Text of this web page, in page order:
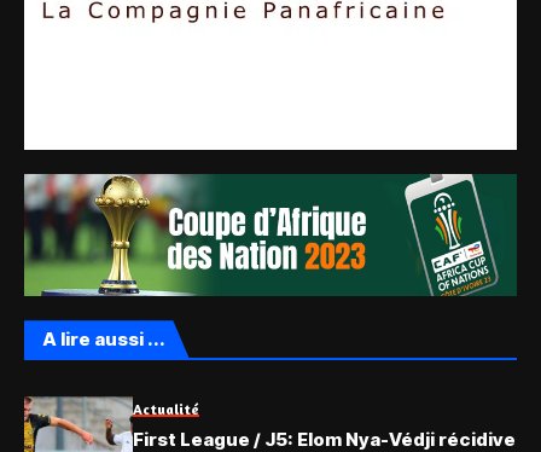
A lire aussi ...
Actualité
First League / J5: Elom Nya-Védji récidive